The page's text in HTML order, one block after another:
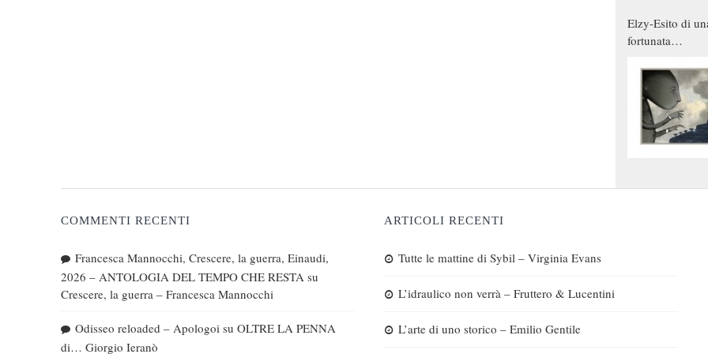
Elzy-Esito di
fortunata
COMMENTI RECENTI
Francesca Mannocchi, Crescere, la guerra, Einaudi,
2026 – ANTOLOGIA DEL TEMPO CHE RESTA su
Crescere, la guerra – Francesca Mannocchi
Odisseo reloaded – Apologoi su OLTRE LA PENNA
di… Giorgio Ieranò
ARTICOLI RECENTI
Tutte le mattine di Sybil – Virginia Evans
L’idraulico non verrà – Fruttero & Lucentini
L’arte di uno storico – Emilio Gentile